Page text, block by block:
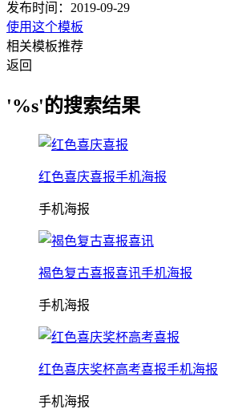
发布时间：2019-09-29
使用这个模板
相关模板推荐
返回
'%s'的搜索结果
红色喜庆喜报手机海报
手机海报
褐色复古喜报喜讯手机海报
手机海报
红色喜庆奖杯高考喜报手机海报
手机海报